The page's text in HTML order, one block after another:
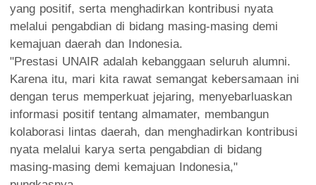
yang positif, serta menghadirkan kontribusi nyata
melalui pengabdian di bidang masing-masing demi
kemajuan daerah dan Indonesia.
"Prestasi UNAIR adalah kebanggaan seluruh alumni.
Karena itu, mari kita rawat semangat kebersamaan ini
dengan terus memperkuat jejaring, menyebarluaskan
informasi positif tentang almamater, membangun
kolaborasi lintas daerah, dan menghadirkan kontribusi
nyata melalui karya serta pengabdian di bidang
masing-masing demi kemajuan Indonesia,"